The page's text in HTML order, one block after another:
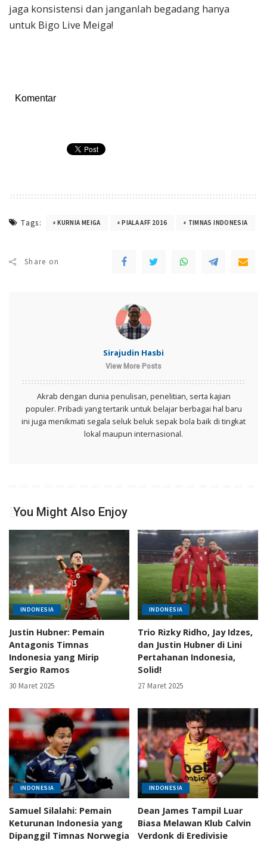
jaga konsistensi dan janganlah begadang hanya
untuk Bigo Live Meiga!
Komentar
Tags: KURNIA MEIGA PIALA AFF 2016 TIMNAS INDONESIA
Share on
Sirajudin Hasbi
View More Posts
Akrab dengan dunia penulisan, penelitian, serta kajian
populer. Pribadi yang tertarik untuk belajar berbagai hal baru
ini juga menikmati segala seluk beluk sepak bola baik di tingkat
lokal maupun internasional.
You Might Also Enjoy
INDONESIA
Justin Hubner: Pemain
Antagonis Timnas
Indonesia yang Mirip
Sergio Ramos
30 Maret 2025
INDONESIA
Trio Rizky Ridho, Jay Idzes,
dan Justin Hubner di Lini
Pertahanan Indonesia,
Solid!
27 Maret 2025
INDONESIA
Samuel Silalahi: Pemain
Keturunan Indonesia yang
Dipanggil Timnas Norwegia
INDONESIA
Dean James Tampil Luar
Biasa Melawan Klub Calvin
Verdonk di Eredivisie